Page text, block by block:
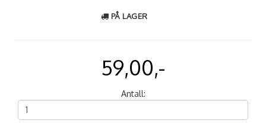
PÅ LAGER
59,00,-
Antall: